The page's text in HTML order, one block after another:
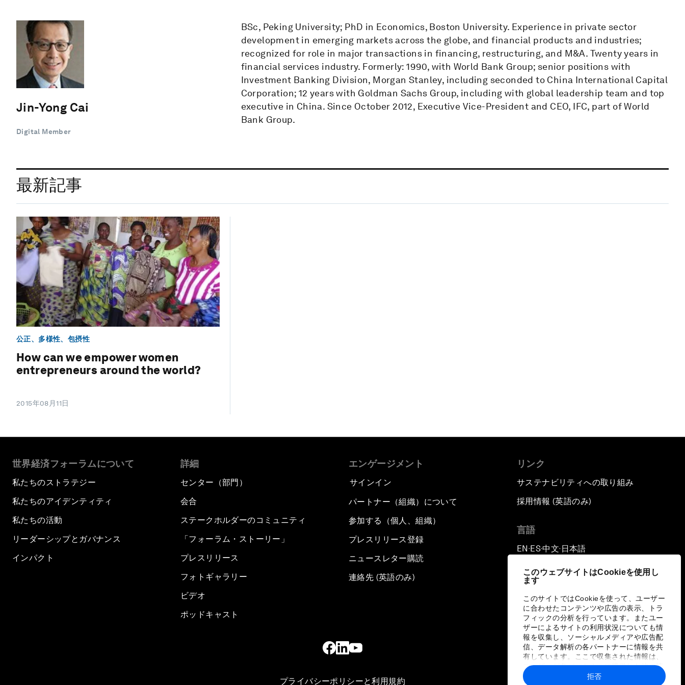
このウェブサイトはCookieを使用し
ます
このサイトではCookieを使って、ユーザー
に合わせたコンテンツや広告の表示、トラ
フィックの分析を行っています。またユー
ザーによるサイトの利用状況についても情
報を収集し、ソーシャルメディアや広告配
信、データ解析の各パートナーに情報を共
有しています。ここで収集された情報は、
ユーザーが各パートナーに提供した他の情
報や各パートナーのサービスを使用した際
拒否
Jin-Yong Cai
Digital Member
BSc, Peking University; PhD in Economics, Boston University. Experience in private sector
development in emerging markets across the globe, and financial products and industries;
recognized for role in major transactions in financing, restructuring, and M&A. Twenty years in
financial services industry. Formerly: 1990, with World Bank Group; senior positions with
Investment Banking Division, Morgan Stanley, including seconded to China International Capital
Corporation; 12 years with Goldman Sachs Group, including with global leadership team and top
executive in China. Since October 2012, Executive Vice-President and CEO, IFC, part of World
Bank Group.
最新記事
公正、多様性、包摂性
How can we empower women
entrepreneurs around the world?
2015年08月11日
世界経済フォーラムについて
私たちのストラテジー
私たちのアイデンティティ
私たちの活動
リーダーシップとガバナンス
インパクト
詳細
センター（部門）
会合
ステークホルダーのコミュニティ
「フォーラム・ストーリー」
プレスリリース
フォトギャラリー
ビデオ
ポッドキャスト
エンゲージメント
サインイン
パートナー（組織）について
参加する（個人、組織）
プレスリリース登録
ニュースレター購読
連絡先 (英語のみ)
リンク
サステナビリティへの取り組み
採用情報 (英語のみ)
言語
EN ▪ ES▪中文▪ 日本語
プライバシーポリシーと利用規約